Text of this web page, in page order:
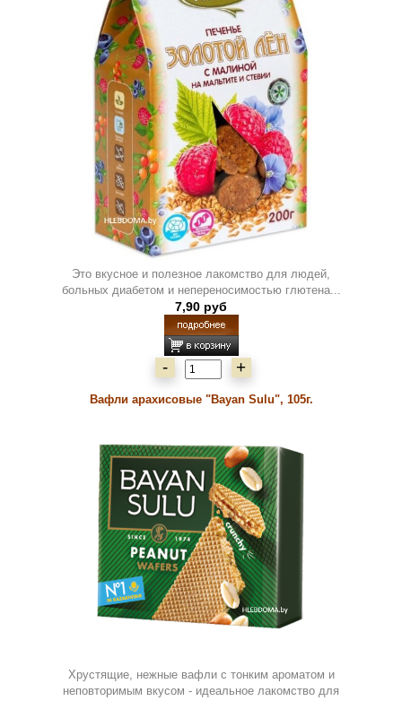
Это вкусное и полезное лакомство для людей,
больных диабетом и непереносимостью глютена...
7,90 руб
- +
Вафли арахисовые "Bayan Sulu", 105г.
Хрустящие, нежные вафли с тонким ароматом и
неповторимым вкусом - идеальное лакомство для